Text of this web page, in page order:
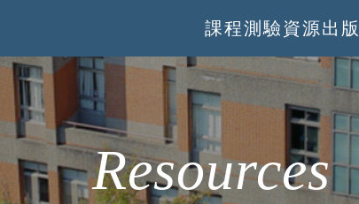
課程測驗資源出
Resources